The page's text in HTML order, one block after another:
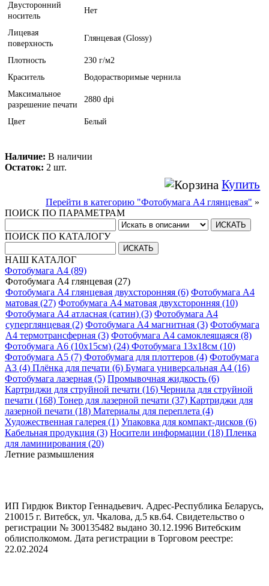
Двусторонний
носитель
Нет
Лицевая
поверхность
Глянцевая (Glossy)
Плотность
230 г/м2
Краситель
Водорастворимые чернила
Максимальное
разрешение печати
2880 dpi
Цвет Белый
Наличие: В наличии
Остаток: 2 шт.
Купить
Перейти в категорию "Фотобумага A4 глянцевая" »
ПОИСК ПО ПАРАМЕТРАМ
ПОИСК ПО КАТАЛОГУ
НАШ КАТАЛОГ
Фотобумага A4 (89)
Фотобумага A4 глянцевая (27)
Фотобумага A4 глянцевая двухсторонняя (6) Фотобумага A4
матовая (27) Фотобумага A4 матовая двухсторонняя (10)
Фотобумага A4 атласная (сатин) (3) Фотобумага A4
суперглянцевая (2) Фотобумага A4 магнитная (3) Фотобумага
A4 термотрансферная (3) Фотобумага A4 самоклеящаяся (8)
Фотобумага A6 (10х15см) (24) Фотобумага 13х18см (10)
Фотобумага A5 (7) Фотобумага для плоттеров (4) Фотобумага
A3 (4) Плёнка для печати (6) Бумага универсальная A4 (16)
Фотобумага лазерная (5) Промывочная жидкость (6)
Картриджи для струйной печати (16) Чернила для струйной
печати (168) Тонер для лазерной печати (37) Картриджи для
лазерной печати (18) Материалы для переплета (4)
Художественная галерея (1) Упаковка для компакт-дисков (6)
Кабельная продукция (3) Носители информации (18) Пленка
для ламинирования (20)
Летние размышления
ИП Гирдюк Виктор Геннадьевич. Адрес-Республика Беларусь,
210015 г. Витебск, ул. Чкалова, д.5 кв.64. Свидетельство о
регистрации № 300135482 выдано 30.12.1996 Витебским
облисполкомом. Дата регистрации в Торговом реестре:
22.02.2024